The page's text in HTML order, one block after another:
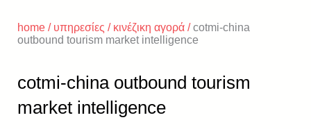
home / υπηρεσίες / κινέζικη αγορά /cotmi-china
outbound tourism market intelligence
cotmi-china outbound tourism
market intelligence